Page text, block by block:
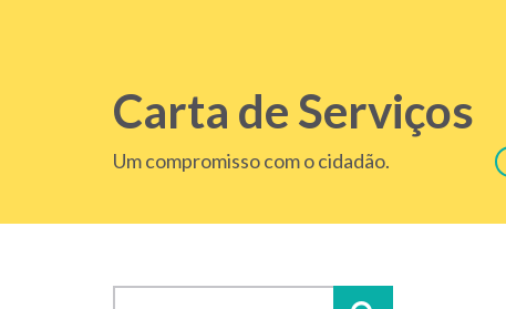
Carta de Serviços
Um compromisso com o cidadão.